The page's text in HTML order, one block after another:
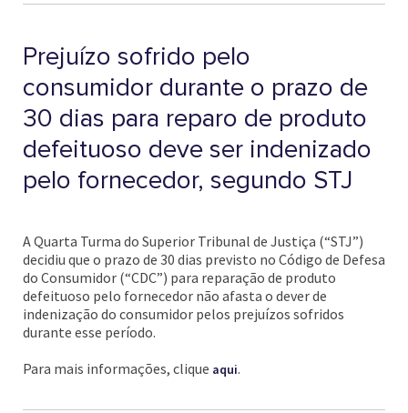
Prejuízo sofrido pelo
consumidor durante o prazo de
30 dias para reparo de produto
defeituoso deve ser indenizado
pelo fornecedor, segundo STJ
A Quarta Turma do Superior Tribunal de Justiça (“STJ”)
decidiu que o prazo de 30 dias previsto no Código de Defesa
do Consumidor (“CDC”) para reparação de produto
defeituoso pelo fornecedor não afasta o dever de
indenização do consumidor pelos prejuízos sofridos
durante esse período.
Para mais informações, clique aqui.